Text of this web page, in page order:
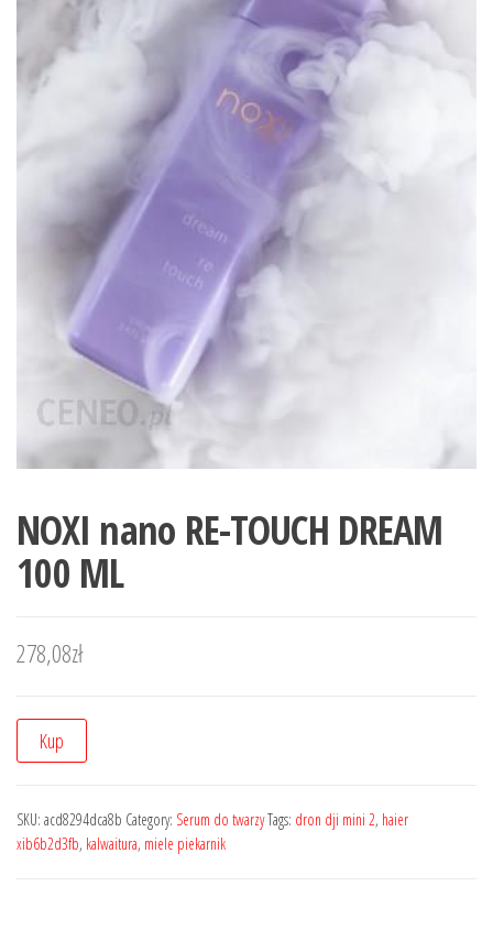
NOXI nano RE-TOUCH DREAM
100 ML
278,08zł
Kup
SKU: acd8294dca8b Category: Serum do twarzyTags: dron dji mini 2, haier
xib6b2d3fb, kalwaitura, miele piekarnik